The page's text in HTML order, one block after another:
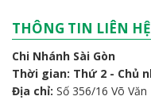
THÔNG TIN LIÊN HỆ
Chi Nhánh Sài Gòn
Thời gian: Thứ 2 - Chủ
Địa chỉ: Số 356/16 Võ